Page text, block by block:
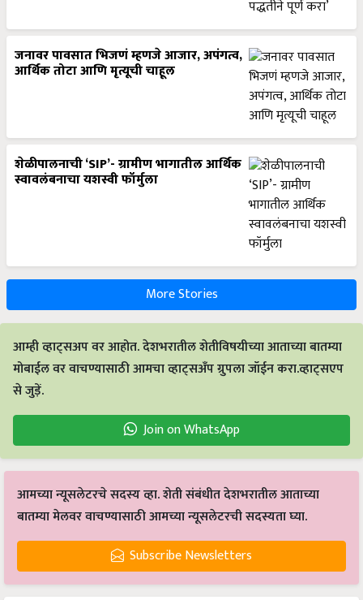
जनावर पावसात भिजणं म्हणजे आजार, अपंगत्व,
आर्थिक तोटा आणि मृत्यूची चाहूल
शेळीपालनाची ‘SIP’- ग्रामीण भागातील आर्थिक
स्वावलंबनाचा यशस्वी फॉर्मुला
More Stories
आम्ही व्हाट्सअप वर आहोत. देशभरातील शेतीविषयीच्या आताच्या बातम्या
मोबाईल वर वाचण्यासाठी आमचा व्हाट्सअँप ग्रुपला जॉईन करा.व्हाट्सएप
से जुड़ें.
Join on WhatsApp
आमच्या न्यूसलेटरचे सदस्य व्हा. शेती संबंधीत देशभरातील आताच्या
बातम्या मेलवर वाचण्यासाठी आमच्या न्यूसलेटरची सदस्यता घ्या.
Subscribe Newsletters